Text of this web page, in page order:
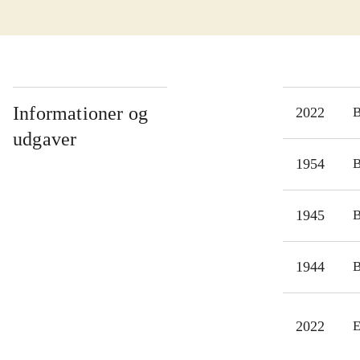
Informationer og
udgaver
2022
1954
1945
1944
2022